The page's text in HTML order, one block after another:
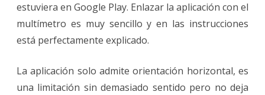
estuviera en Google Play. Enlazar la aplicación con el
multímetro es muy sencillo y en las instrucciones
está perfectamente explicado.
La aplicación solo admite orientación horizontal, es
una limitación sin demasiado sentido pero no deja